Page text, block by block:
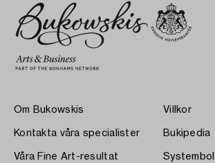
Om Bukowskis
Kontakta våra specialister
Våra Fine Art-resultat
Villkor
Bukipedia